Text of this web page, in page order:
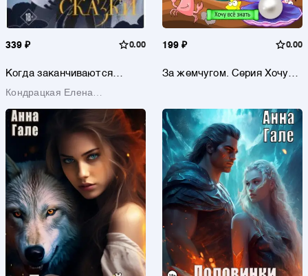
339 ₽ 0.00
Когда заканчиваются
Кондрацкая Елена
199 ₽ 0.00
За жемчугом. Серия Хочу